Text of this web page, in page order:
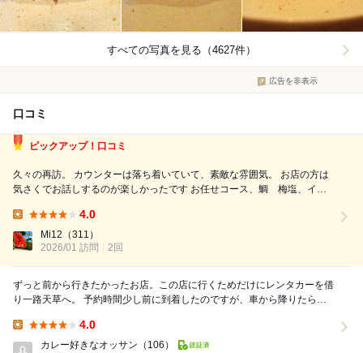
すべての写真を見る（4627件）
広告を非表示
口コミ
ピックアップ！口コミ
久々の再訪。 カウンターは落ち着いていて、素敵な雰囲気。 お店の方は
気さくでお話しするのが楽しかったです お任せコース、鯛 梅塩、イ
テ からすみ、白子、ぶり はらみ、車海老、トロ、かずのこ、穴子、追
加おまかせ2巻でウニ、ヒラメう...
4.0
Mi12 （311）
2026/01 訪問
2回
ずっと前から行きたかったお店。この店に行くためだけにレンタカーを借
り一路天草へ。 予約時間少し前に到着したのですが、車から降りたら店
4.0
カレー好きなオッサン （106）